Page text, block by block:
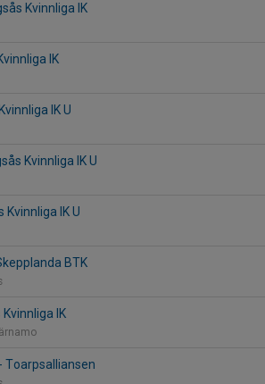
Kvinnliga IK
IK
IK U
Kvinnliga IK U
Kvinnliga IK U
BTK
Kvinnliga IK
Toarpsalliansen